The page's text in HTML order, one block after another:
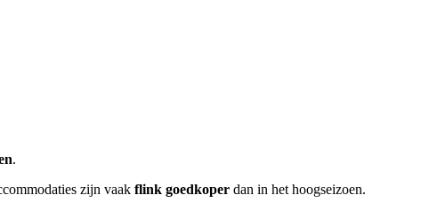
.
zijn vaak flink goedkoper dan in het hoogseizoen.